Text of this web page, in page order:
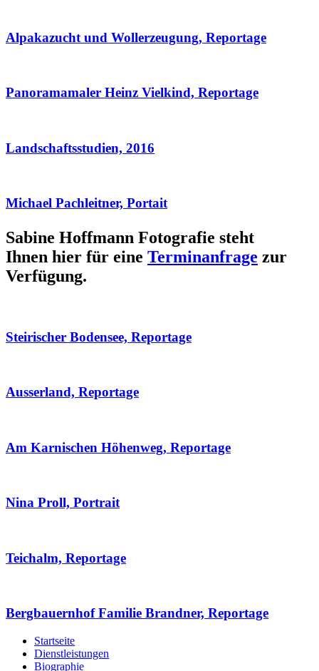
Alpakazucht und Wollerzeugung, Reportage
Panoramamaler Heinz Vielkind, Reportage
Landschaftsstudien, 2016
Michael Pachleitner, Portait
Sabine Hoffmann Fotografie steht
Ihnen hier für eine Terminanfrage zur
Verfügung.
Steirischer Bodensee, Reportage
Ausserland, Reportage
Am Karnischen Höhenweg, Reportage
Nina Proll, Portrait
Teichalm, Reportage
Bergbauernhof Familie Brandner, Reportage
Startseite
Dienstleistungen
Biographie